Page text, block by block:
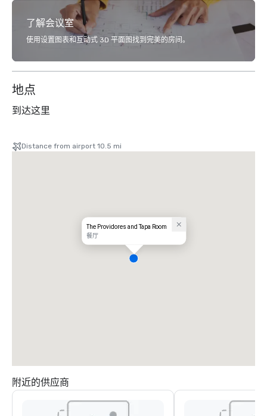
了解会议室
使用设置图表和互动式 3D 平面图找到完美的房间。
地点
到达这里
Distance from airport 10.5 mi
The Providores and Tapa Room
餐厅
附近的供应商